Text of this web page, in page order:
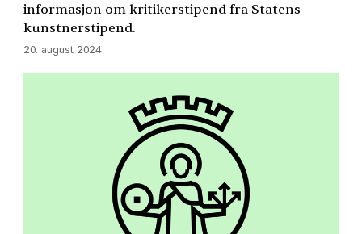
informasjon om kritikerstipend fra Statens
kunstnerstipend.
20. august 2024